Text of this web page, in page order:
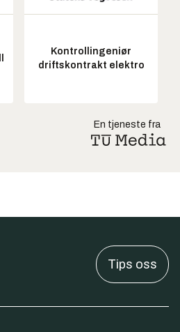
Kontrollingeniør
driftskontrakt elektro
En tjeneste fra
Tips oss